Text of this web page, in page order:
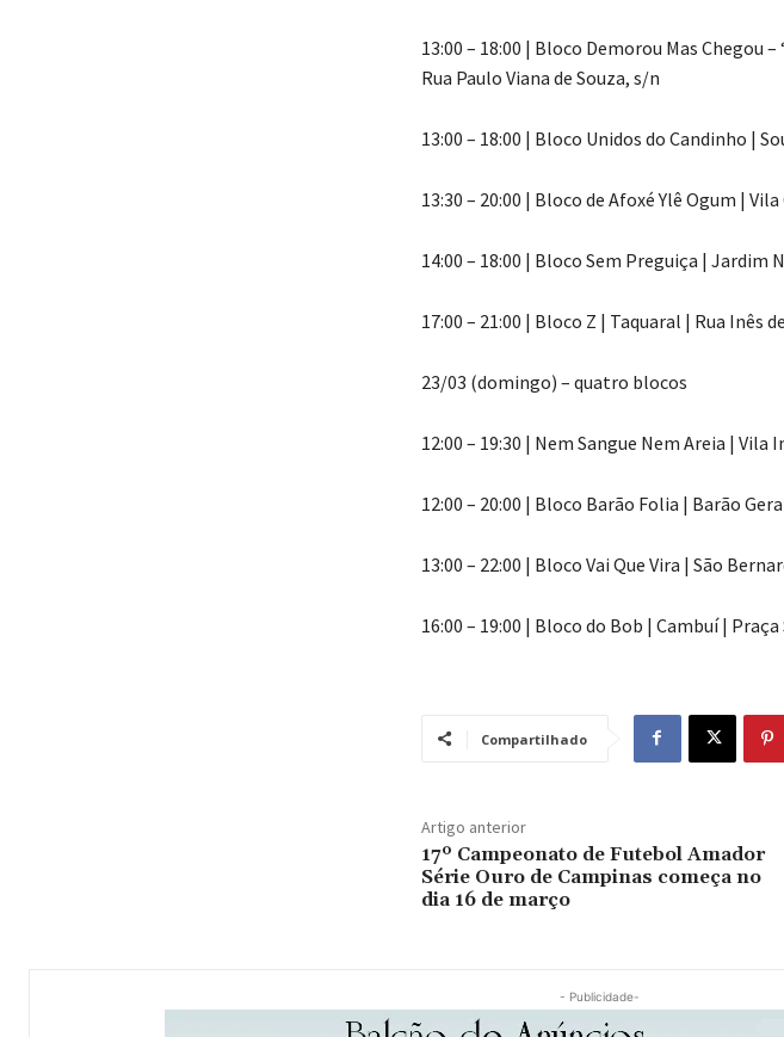
13:00 – 18:00 | Bloco Demorou Mas Chegou
Rua Paulo Viana de Souza, s/n
13:00 – 18:00 | Bloco Unidos do Candinho |
13:30 – 20:00 | Bloco de Afoxé Ylê Ogum |
14:00 – 18:00 | Bloco Sem Preguiça | Jardim
17:00 – 21:00 | Bloco Z | Taquaral | Rua Inês
23/03 (domingo) – quatro blocos
12:00 – 19:30 | Nem Sangue Nem Areia |
12:00 – 20:00 | Bloco Barão Folia | Barão
13:00 – 22:00 | Bloco Vai Que Vira | São
16:00 – 19:00 | Bloco do Bob | Cambuí |
Compartilhado
Artigo anterior
17º Campeonato de Futebol Amador
Série Ouro de Campinas começa no
dia 16 de março
- Publicidade-